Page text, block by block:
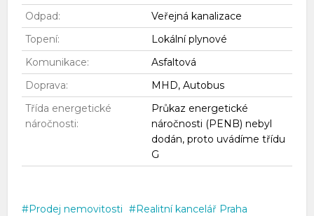
Odpad:
Veřejná kanalizace
Topení:
Lokální plynové
Komunikace:
Asfaltová
Doprava:
MHD, Autobus
Třída energetické
náročnosti:
Průkaz energetické
náročnosti (PENB) nebyl
dodán, proto uvádíme třídu
G
Prodej nemovitosti
Realitní kancelář Praha